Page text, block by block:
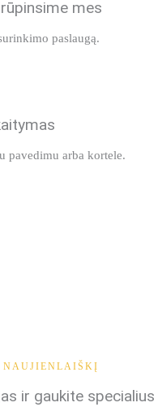
mes
paslaugą.
pavedimu arba kortele.
NAUJIENLAIŠKĮ
ir gaukite specialius